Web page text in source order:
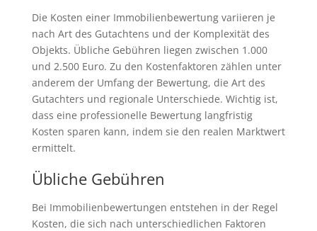
Die Kosten einer Immobilienbewertung variieren je
nach Art des Gutachtens und der Komplexität des
Objekts. Übliche Gebühren liegen zwischen 1.000
und 2.500 Euro. Zu den Kostenfaktoren zählen unter
anderem der Umfang der Bewertung, die Art des
Gutachters und regionale Unterschiede. Wichtig ist,
dass eine professionelle Bewertung langfristig
Kosten sparen kann, indem sie den realen Marktwert
ermittelt.
Übliche Gebühren
Bei Immobilienbewertungen entstehen in der Regel
Kosten, die sich nach unterschiedlichen Faktoren